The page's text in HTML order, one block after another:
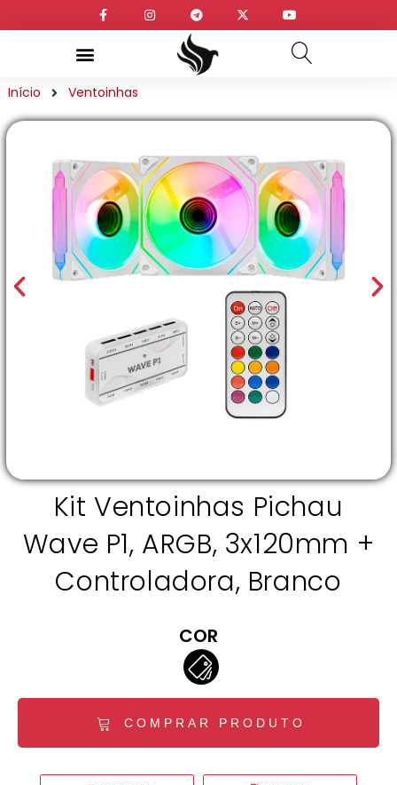
Início Ventoinhas
Kit Ventoinhas Pichau
Wave P1, ARGB, 3x120mm +
Controladora, Branco
COR
COMPRAR PRODUTO